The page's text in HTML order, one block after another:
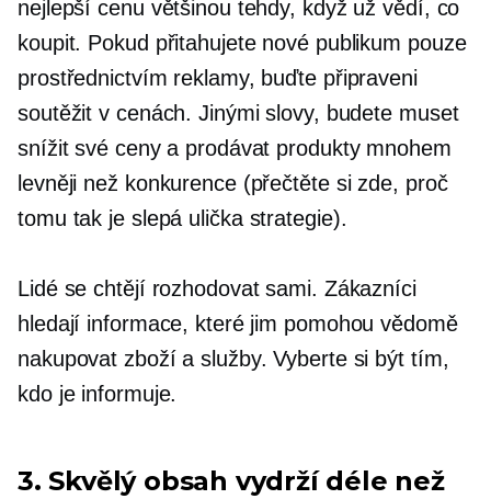
nejlepší cenu většinou tehdy, když už vědí, co
koupit. Pokud přitahujete nové publikum pouze
prostřednictvím reklamy, buďte připraveni
soutěžit v cenách. Jinými slovy, budete muset
snížit své ceny a prodávat produkty mnohem
levněji než konkurence (přečtěte si zde, proč
tomu tak je slepá uličkastrategie).
Lidé se chtějí rozhodovat sami. Zákazníci
hledají informace, které jim pomohou vědomě
nakupovat zboží a služby. Vyberte si být tím,
kdo je informuje.
3. Skvělý obsah vydrží déle než